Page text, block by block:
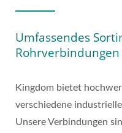
Umfassendes
Rohrverbindungen
Kingdom bietet
verschiedene
Unsere Verbindungen